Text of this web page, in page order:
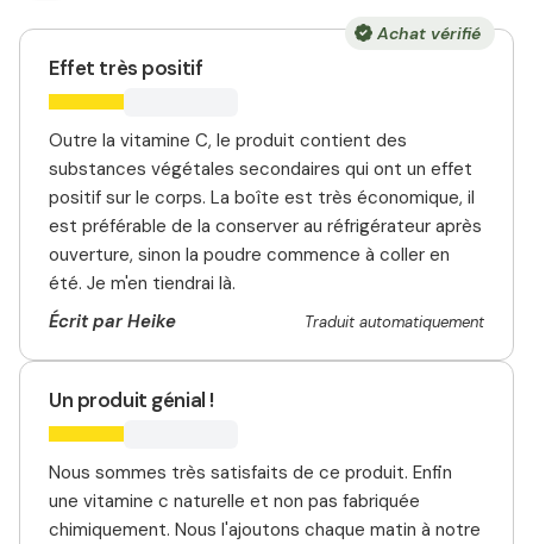
Achat vérifié
Effet très positif
Outre la vitamine C, le produit contient des
substances végétales secondaires qui ont un effet
positif sur le corps. La boîte est très économique, il
est préférable de la conserver au réfrigérateur après
ouverture, sinon la poudre commence à coller en
été. Je m'en tiendrai là.
Écrit par Heike
Traduit automatiquement
Un produit génial !
Nous sommes très satisfaits de ce produit. Enfin
une vitamine c naturelle et non pas fabriquée
chimiquement. Nous l'ajoutons chaque matin à notre